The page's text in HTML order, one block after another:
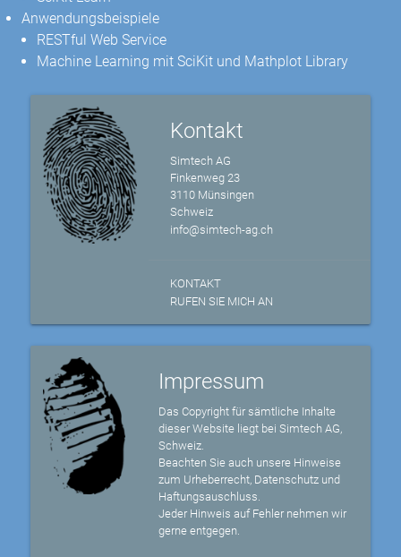
Anwendungsbeispiele
RESTful Web Service
Machine Learning mit SciKit und Mathplot Library
Kontakt
Simtech AG
Finkenweg 23
3110 Münsingen
Schweiz
info@simtech-ag.ch
KONTAKT
RUFEN SIE MICH AN
Impressum
Das Copyright für sämtliche Inhalte
dieser Website liegt bei Simtech AG,
Schweiz.
Beachten Sie auch unsere Hinweise
zum Urheberrecht, Datenschutz und
Haftungsauschluss.
Jeder Hinweis auf Fehler nehmen wir
gerne entgegen.